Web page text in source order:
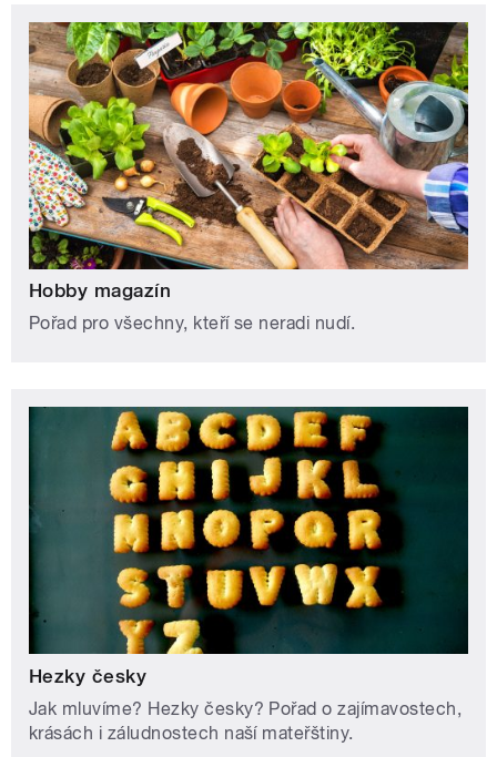
Hobby magazín
Pořad pro všechny, kteří se neradi nudí.
Hezky česky
Jak mluvíme? Hezky česky? Pořad o zajímavostech,
krásách i záludnostech naší mateřštiny.